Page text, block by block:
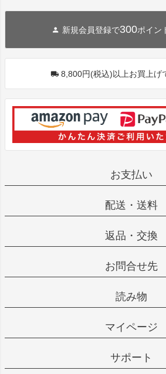
新規会員登録で300ポイン
8,800円(税込)以上お買上げ
お支払い
配送・送料
返品・交換
お問合せ先
読み物
マイページ
サポート